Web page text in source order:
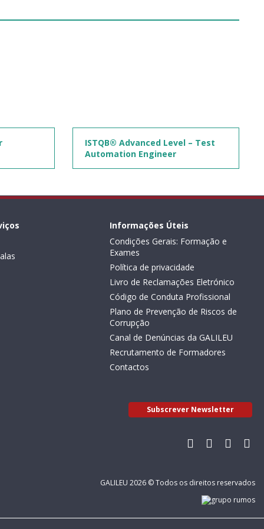
ISTQB® Advanced Level – Test
Automation Engineer
Informações Úteis
Condições Gerais: Formação e
Exames
Política de privacidade
Livro de Reclamações Eletrónico
Código de Conduta Profissional
Plano de Prevenção de Riscos de
Corrupção
Canal de Denúncias da GALILEU
Recrutamento de Formadores
Contactos
Subscrever Newsletter
GALILEU 2026 © Todos os direitos reservados